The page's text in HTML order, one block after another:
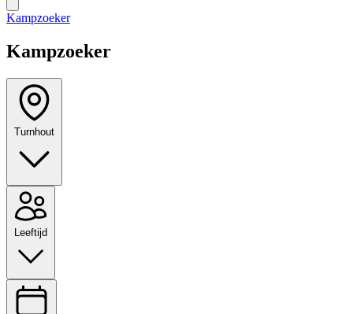
Kampzoeker
Kampzoeker
Turnhout
Leeftijd